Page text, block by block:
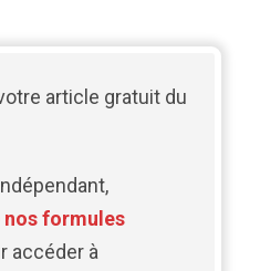
article gratuit du
nos formules
accéder à